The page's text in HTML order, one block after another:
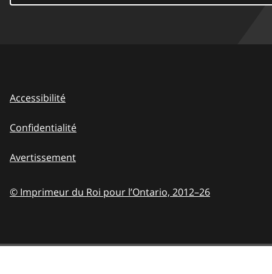
Accessibilité
Confidentialité
Avertissement
© Imprimeur du Roi pour l’Ontario, 2012–26